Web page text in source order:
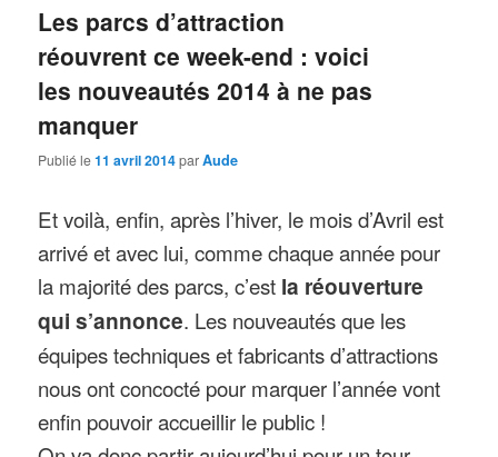
Les parcs d’attraction
réouvrent ce week-end : voici
les nouveautés 2014 à ne pas
manquer
Publié le11 avril 2014parAude
Et voilà, enfin, après l’hiver, le mois d’Avril est
arrivé et avec lui, comme chaque année pour
la majorité des parcs, c’est la réouverture
qui s’annonce. Les nouveautés que les
équipes techniques et fabricants d’attractions
nous ont concocté pour marquer l’année vont
enfin pouvoir accueillir le public !